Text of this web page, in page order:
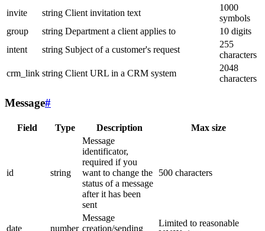
invite
string Client invitation text
1000
symbols
group
string Department a client applies to
10 digits
intent
string Subject of a customer's request
255
characters
crm_link string Client URL in a CRM system
2048
characters
Message#
Field Type Description Max size
id string
Message
identificator,
required if you
want to change the
status of a message
after it has been
sent
500 characters
date number
Message
creation/sending
Limited to reasonable